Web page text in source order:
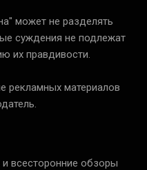
может не разделять
суждения не подлежат
их правдивости.
рекламных материалов
всесторонние обзоры